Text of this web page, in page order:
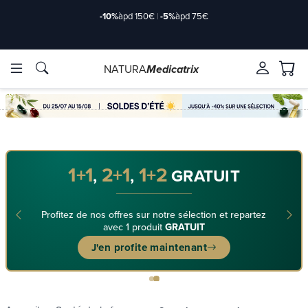
Marques
-10%àpd 150€ |-5%àpd 75€
Marques
NATURAMedicatrix
1+1, 2+1, 1+2GRATUIT
Profitez de nos offres sur notre sélection et repartez
avec 1 produit GRATUIT
J'en profite maintenant